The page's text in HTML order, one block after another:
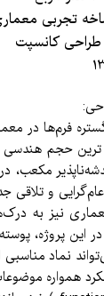
تجربی
کانسپت
فرم‌ها در
ترین حجم هندسی
مکعب،
و تلاقی
نیز به
این پروژه،
نماد
همواره